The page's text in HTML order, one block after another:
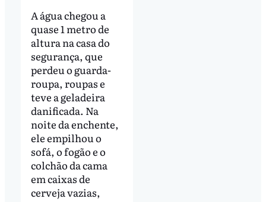
A água chegou a
quase 1 metro de
altura na casa do
segurança, que
perdeu o guarda-
roupa, roupas e
teve a geladeira
danificada. Na
noite da enchente,
ele empilhou o
sofá, o fogão e o
colchão da cama
em caixas de
cerveja vazias,